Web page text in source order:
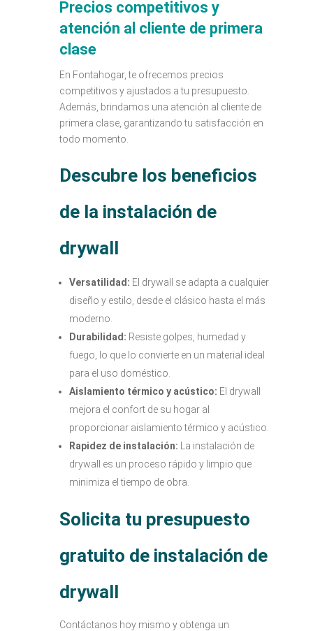
Precios competitivos y
atención al cliente de primera
clase
En Fontahogar, te ofrecemos precios
competitivos y ajustados a tu presupuesto.
Además, brindamos una atención al cliente de
primera clase, garantizando tu satisfacción en
todo momento.
Descubre los beneficios
de la instalación de
drywall
Versatilidad: El drywall se adapta a cualquier
diseño y estilo, desde el clásico hasta el más
moderno.
Durabilidad: Resiste golpes, humedad y
fuego, lo que lo convierte en un material ideal
para el uso doméstico.
Aislamiento térmico y acústico: El drywall
mejora el confort de su hogar al
proporcionar aislamiento térmico y acústico.
Rapidez de instalación: La instalación de
drywall es un proceso rápido y limpio que
minimiza el tiempo de obra.
Solicita tu presupuesto
gratuito de instalación de
drywall
Contáctanos hoy mismo y obtenga un